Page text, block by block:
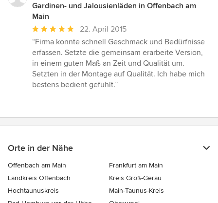
Gardinen- und Jalousienläden in Offenbach am
Main
Durchschnittliche
Bewertung:
5
von
5
Sternen
22. April 2015
“Firma konnte schnell Geschmack und Bedürfnisse
erfassen. Setzte die gemeinsam erarbeite Version,
in einem guten Maß an Zeit und Qualität um.
Setzten in der Montage auf Qualität. Ich habe mich
bestens bedient gefühlt.”
Orte in der Nähe
Offenbach am Main
Frankfurt am Main
Landkreis Offenbach
Kreis Groß-Gerau
Hochtaunuskreis
Main-Taunus-Kreis